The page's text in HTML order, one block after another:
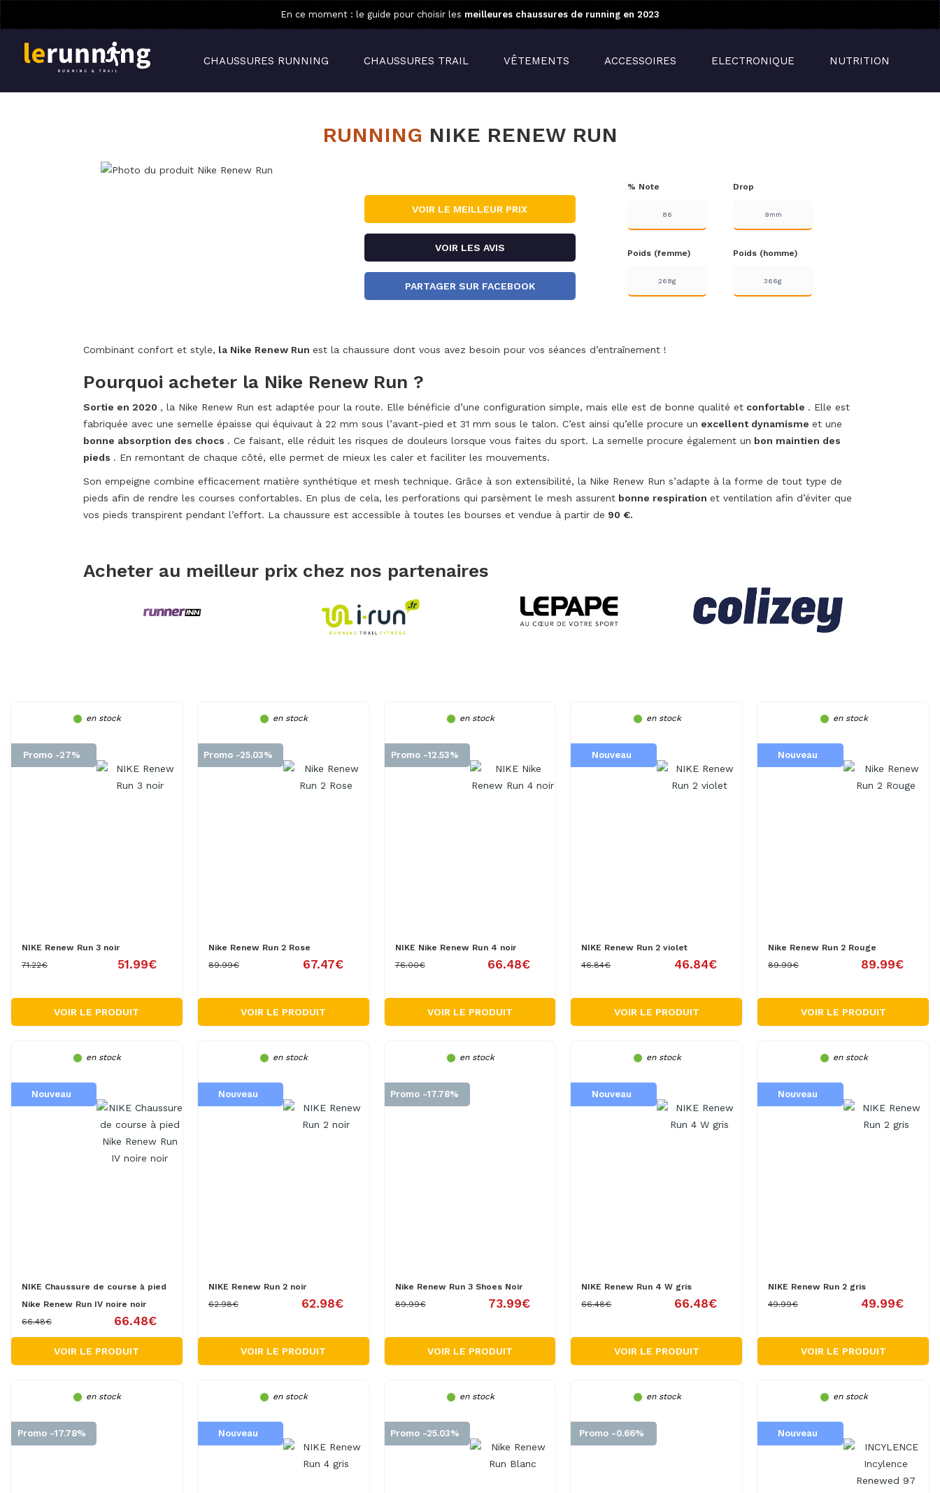
En ce moment : le guide pour choisir les meilleures chaussures de running en 2023
CHAUSSURES RUNNING CHAUSSURES TRAIL VÊTEMENTS ACCESSOIRES ELECTRONIQUE NUTRITION
RUNNING NIKE RENEW RUN
VOIR LE MEILLEUR PRIX
VOIR LES AVIS
PARTAGER SUR FACEBOOK
Drop
9mm
% Note
86
Poids (homme)
366g
Poids (femme)
268g
Combinant confort et style, la Nike Renew Runest la chaussure dont vous avez besoin pour vos séances d’entraînement !
Pourquoi acheter la Nike Renew Run ?
Sortie en 2020 , la Nike Renew Run est adaptée pour la route. Elle bénéficie d’une configuration simple, mais elle est de bonne qualité et confortable . Elle est
fabriquée avec une semelle épaisse qui équivaut à 22 mm sous l’avant-pied et 31 mm sous le talon. C’est ainsi qu’elle procure un excellent dynamismeet une
bonne absorption des chocs . Ce faisant, elle réduit les risques de douleurs lorsque vous faites du sport. La semelle procure également un bon maintien des
pieds . En remontant de chaque côté, elle permet de mieux les caler et faciliter les mouvements.
Son empeigne combine efficacement matière synthétique et mesh technique. Grâce à son extensibilité, la Nike Renew Run s’adapte à la forme de tout type de
pieds afin de rendre les courses confortables. En plus de cela, les perforations qui parsèment le mesh assurent bonne respirationet ventilation afin d’éviter que
vos pieds transpirent pendant l’effort. La chaussure est accessible à toutes les bourses et vendue à partir de 90 €.
Acheter au meilleur prix chez nos partenaires
en stock
Promo -27%
NIKE Renew Run 3 noir
51.99€
71.22€
VOIR LE PRODUIT
en stock
Promo -25.03%
Nike Renew Run 2 Rose
67.47€
89.99€
VOIR LE PRODUIT
en stock
Promo -12.53%
NIKE Nike Renew Run 4 noir
66.48€
76.00€
VOIR LE PRODUIT
en stock
Nouveau
NIKE Renew Run 2 violet
46.84€
46.84€
VOIR LE PRODUIT
en stock
Nouveau
Nike Renew Run 2 Rouge
89.99€
89.99€
VOIR LE PRODUIT
en stock
Nouveau
NIKE Chaussure de course à pied
Nike Renew Run IV noire noir
66.48€
66.48€
VOIR LE PRODUIT
en stock
Nouveau
NIKE Renew Run 2 noir
62.98€
62.98€
VOIR LE PRODUIT
en stock
Promo -17.78%
Nike Renew Run 3 Shoes Noir
73.99€
89.99€
VOIR LE PRODUIT
en stock
Nouveau
NIKE Renew Run 4 W gris
66.48€
66.48€
VOIR LE PRODUIT
en stock
Nouveau
NIKE Renew Run 2 gris
49.99€
49.99€
VOIR LE PRODUIT
en stock
Promo -17.78%
en stock
Nouveau
en stock
Promo -25.03%
en stock
Promo -0.66%
en stock
Nouveau